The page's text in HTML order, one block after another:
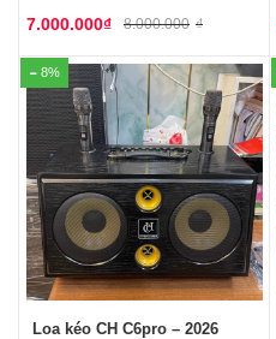
8.000.000 ₫
7.000.000₫
8%
Loa kéo CH C6pro – 2026